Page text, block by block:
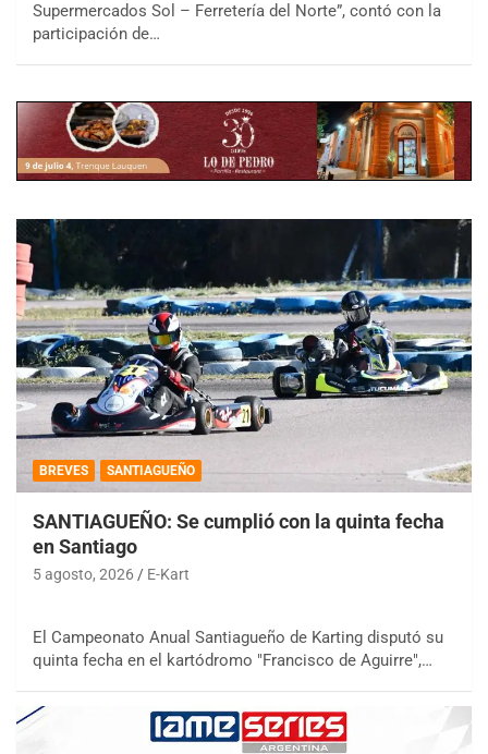
Supermercados Sol – Ferretería del Norte”, contó con la
participación de…
BREVES SANTIAGUEÑO
SANTIAGUEÑO: Se cumplió con la quinta fecha
en Santiago
5 agosto, 2026 E-Kart
El Campeonato Anual Santiagueño de Karting disputó su
quinta fecha en el kartódromo "Francisco de Aguirre",…